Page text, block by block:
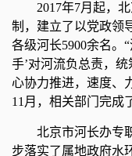
2017年7月起，
制，建立了以党政领
各级河长5900余名。
手’对河流负总责，
心协力推进，速度、
11月，相关部门完成
北京市河长办专
步落实了属地政府水